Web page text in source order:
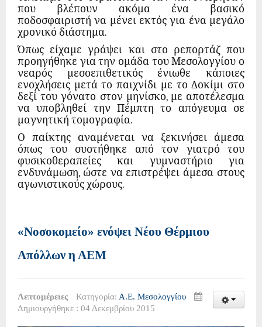
που βλέπουν ακόμα ένα βασικό
ποδοσφαιριστή να μένει εκτός για ένα μεγάλο
χρονικό διάστημα.
Όπως είχαμε γράψει και στο ρεπορτάζ που
προηγήθηκε για την ομάδα του Μεσολογγίου ο
νεαρός μεσοεπιθετικός ένιωθε κάποιες
ενοχλήσεις μετά το παιχνίδι με το Δοκίμι στο
δεξί του γόνατο στον μηνίσκο, με αποτέλεσμα
να υποβληθεί την Πέμπτη το απόγευμα σε
μαγνητική τομογραφία.
Ο παίκτης αναμένεται να ξεκινήσει άμεσα
όπως του συστήθηκε από τον γιατρό του
φυσικοθεραπείες και γυμναστήριο για
ενδυνάμωση, ώστε να επιστρέψει άμεσα στους
αγωνιστικούς χώρους.
«Νοσοκομείο» ενόψει Νέου Θέρμιου
Απόλλων η ΑΕΜ
Λεπτομέρειες Κατηγορία: Α.Ε. Μεσολογγίου
Δημιουργήθηκε : 04 Δεκεμβρίου 2015